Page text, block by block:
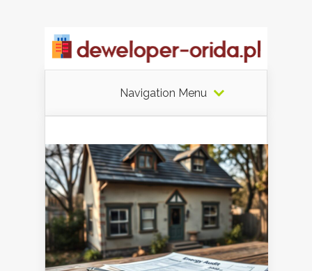
Navigation Menu